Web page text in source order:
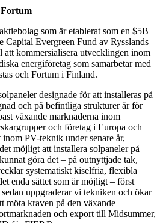
Fortum
som är etablerat som en $5B
Capital Evergreen Fund av Rysslands
att kommersialisera utvecklingen inom
energiföretag som samarbetar med
och Fortum i Finland.
designade för att installeras på
och på befintliga strukturer är för
växande marknaderna inom
och företag i Europa och
PV-teknik under senare år,
möjligt att installera solpaneler på
göra det – på outnyttjade tak,
systematiskt kiselfria, flexibla
enda sättet som är möjligt – först
uppgraderar vi tekniken och ökar
möta kraven på den växande
och export till Midsummer,